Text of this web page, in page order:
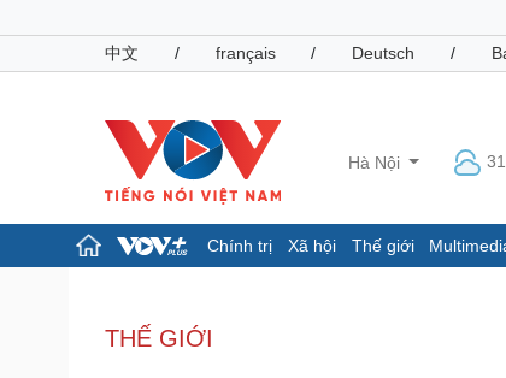
中文
/ français / Deutsch /
Hà Nội
Chính trị Xã hội Thế giới
Đảng
Tổ chức nhân sự
THẾ GIỚI